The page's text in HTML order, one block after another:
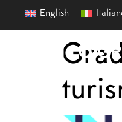
English